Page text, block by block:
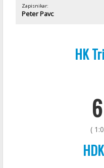
Zapisnikar:
Peter Pavc
HK
(